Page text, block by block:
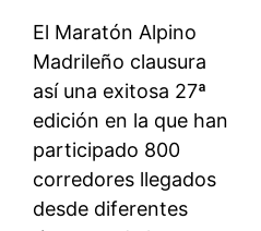
El Maratón Alpino
Madrileño clausura
así una exitosa 27ª
edición en la que han
participado 800
corredores llegados
desde diferentes